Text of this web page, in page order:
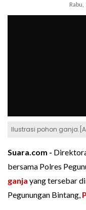
Ilustrasi pohon
Suara.com -
bersama Polres
ganja yang tersebar
Pegunungan Bintang,